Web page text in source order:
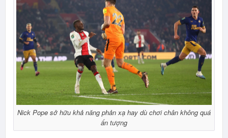
Nick Pope sở hữu khả năng phản xạ hay dù chơi chân không quá
ấn tượng